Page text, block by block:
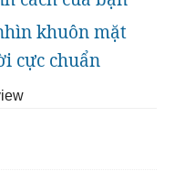
khuôn mặt
cực chuẩn